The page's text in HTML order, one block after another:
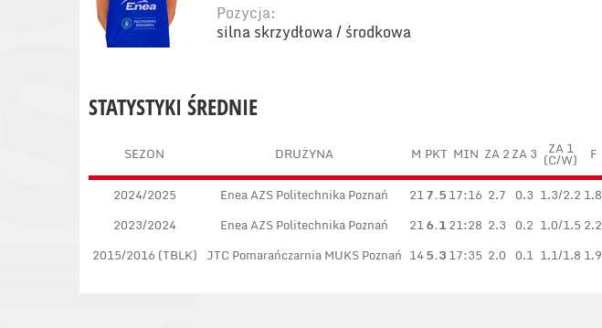
Pozycja:
silna skrzydłowa / środkowa
STATYSTYKI ŚREDNIE
SEZON DRUŻYNA M PKT MIN ZA 2ZA 3 ZA 1
(C/W) F
2024/2025 Enea AZS Politechnika Poznań 217.517:16 2.7 0.3 1.3/2.2 1.8
2023/2024
Enea AZS Politechnika Poznań 216.121:28 2.3 0.2 1.0/1.5 2.2
2015/2016 (TBLK) JTC Pomarańczarnia MUKS Poznań 145.317:35 2.0 0.1 1.1/1.8 1.9